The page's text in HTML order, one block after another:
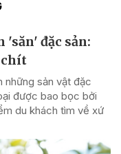
'săn' đặc sản:
chít
những sản vật đặc
được bao bọc bởi
du khách tìm về xứ